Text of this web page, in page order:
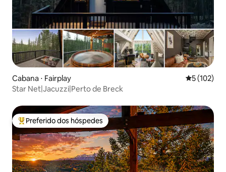
Cabana ⋅ Fairplay 5 de uma
5 (102)
Star Net|Jacuzzi|Perto de Breck
Entre os melhores preferidos dos hóspedes
Preferido dos hóspedes